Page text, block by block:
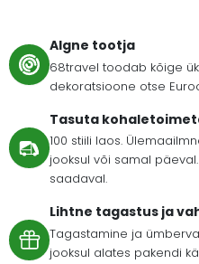
Algne tootja
68travel toodab kõige
dekoratsioone otse
Tasuta
100 stiili laos.
jooksul või samal
saadaval.
Lihtne tagastus ja
Tagastamine ja
jooksul alates pakendi